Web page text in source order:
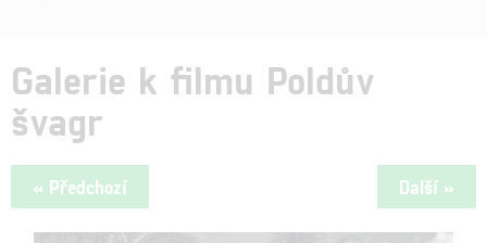
Galerie k filmu Poldův
švagr
« Předchozí Další »